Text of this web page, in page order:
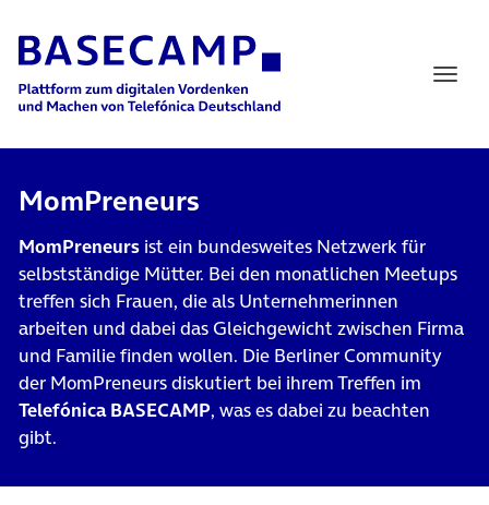
Main Navigation
MomPreneurs
MomPreneurs ist ein bundesweites Netzwerk für
selbstständige Mütter. Bei den monatlichen Meetups
treffen sich Frauen, die als Unternehmerinnen
arbeiten und dabei das Gleichgewicht zwischen Firma
und Familie finden wollen. Die Berliner Community
der MomPreneurs diskutiert bei ihrem Treffen im
Telefónica BASECAMP, was es dabei zu beachten
gibt.